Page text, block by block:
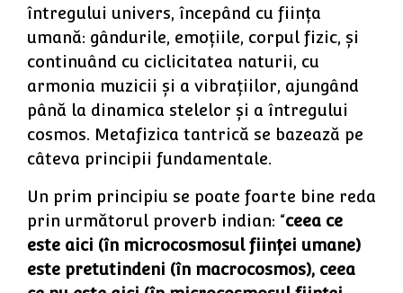
întregului univers, începând cu fiinţa
umană: gândurile, emoţiile, corpul fizic, şi
continuând cu ciclicitatea naturii, cu
armonia muzicii şi a vibraţiilor, ajungând
până la dinamica stelelor şi a întregului
cosmos. Metafizica tantrică se bazează pe
câteva principii fundamentale.
Un prim principiu se poate foarte bine reda
prin următorul proverb indian: “ceea ce
este aici (în microcosmosul fiinţei umane)
este pretutindeni (în macrocosmos), ceea